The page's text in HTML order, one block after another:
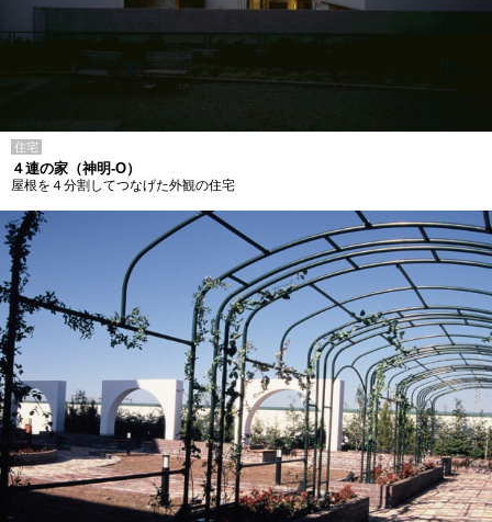
住宅
４連の家（神明-O）
屋根を４分割してつなげた外観の住宅